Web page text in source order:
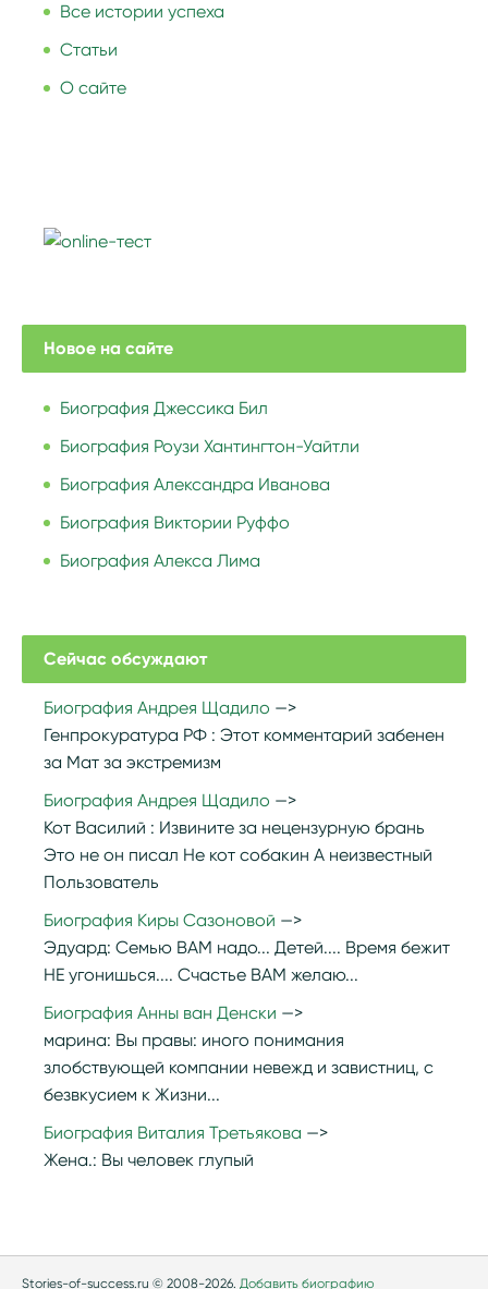
Все истории успеха
Статьи
О сайте
Новое на сайте
Биография Джессика Бил
Биография Роузи Хантингтон-Уайтли
Биография Александра Иванова
Биография Виктории Руффо
Биография Алекса Лима
Сейчас обсуждают
Биография Андрея Щадило
Генпрокуратура РФ : Этот комментарий забенен
за Мат за экстремизм
Биография Андрея Щадило
Кот Василий : Извините за нецензурную брань
Это не он писал Не кот собакин А неизвестный
Пользователь
Биография Киры Сазоновой
Эдуард: Семью ВАМ надо... Детей.... Время бежит
НЕ угонишься.... Счастье ВАМ желаю...
Биография Анны ван Денски
марина: Вы правы: иного понимания
злобствующей компании невежд и завистниц, с
безвкусием к Жизни...
Биография Виталия Третьякова
Жена.: Вы человек глупый
Stories-of-success.ru © 2008-2026. Добавить биографию